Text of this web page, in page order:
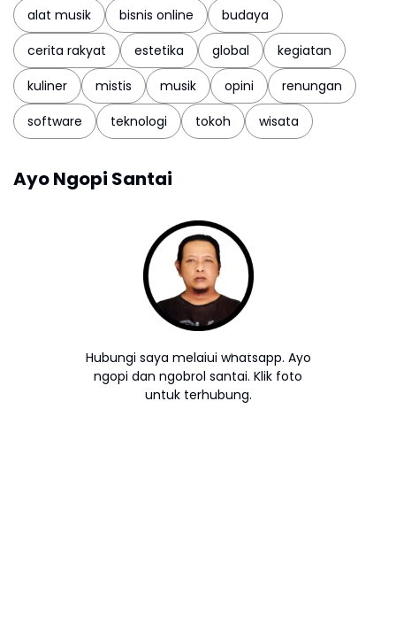
alat musik bisnis online
budaya
cerita rakyat
estetika global
kegiatan
kuliner
mistis musik opini
renungan
software
teknologi tokoh wisata
Ayo Ngopi Santai
Hubungi saya melalui whatsapp. Ayo
ngopi dan ngobrol santai. Klik foto
untuk terhubung.